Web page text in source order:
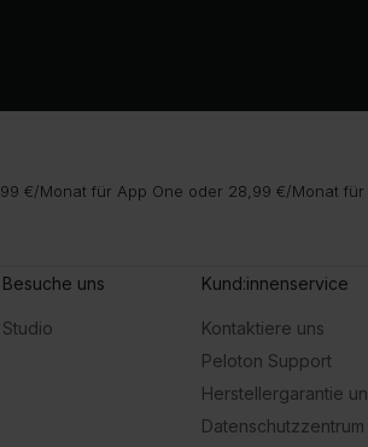
€/Monat für App One oder 28,99 €/Monat
Besuche uns
Studio
Kund:innenservice
Kontaktiere uns
Peloton Support
Herstellergarantie
Datenschutzzentrum